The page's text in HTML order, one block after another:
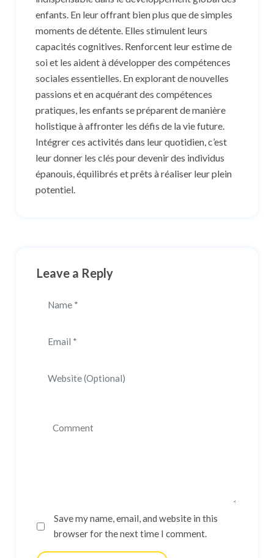
enfants. En leur offrant bien plus que de simples
moments de détente. Elles stimulent leurs
capacités cognitives. Renforcent leur estime de
soi et les aident à développer des compétences
sociales essentielles. En explorant de nouvelles
passions et en acquérant des compétences
pratiques, les enfants se préparent de manière
holistique à affronter les défis de la vie future.
Intégrer ces activités dans leur quotidien, c’est
leur donner les clés pour devenir des individus
épanouis, équilibrés et prêts à réaliser leur plein
potentiel.
Leave a Reply
Save my name, email, and website in this
browser for the next time I comment.